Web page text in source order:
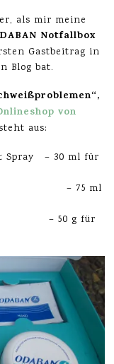
als mir meine
Notfallbox
Gastbeitrag in
Blog bat.
von
aus:
Spray – 30 ml für
– 75 ml
– 50 g für